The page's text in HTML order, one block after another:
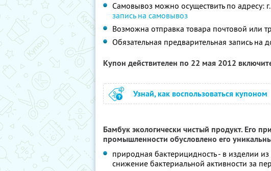
Самовывоз можно осуществить по адресу:
запись на самовывоз
Возможна отправка товара почтовой или
Обязательная предварительная запись на
Купон действителен по 22 мая 2012
Узнай, как воспользоваться купоном
Бамбук экологически чистый продукт. Его
промышленности обусловлено его
природная бактерицидность - в изделии
снижение бактериальной активности за